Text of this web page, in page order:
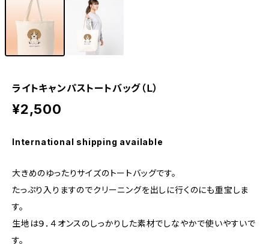
ライトキャンパストートバッグ（Ｌ）
¥2,500
International shipping available
大きめのゆったりサイズのトートバッグです。
たっぷり入りますのでクリーニングを出しに行くのにも重宝しま
す。
生地は９．４オンスのしっかりした素材でしなやかで使いやすいで
す。